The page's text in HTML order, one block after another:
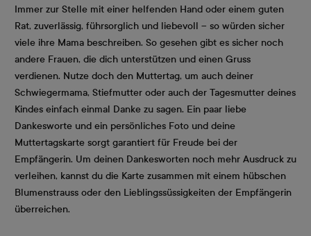
Immer zur Stelle mit einer helfenden Hand oder einem guten
Rat, zuverlässig, führsorglich und liebevoll – so würden sicher
viele ihre Mama beschreiben. So gesehen gibt es sicher noch
andere Frauen, die dich unterstützen und einen Gruss
verdienen. Nutze doch den Muttertag, um auch deiner
Schwiegermama, Stiefmutter oder auch der Tagesmutter deines
Kindes einfach einmal Danke zu sagen. Ein paar liebe
Dankesworte und ein persönliches Foto und deine
Muttertagskarte sorgt garantiert für Freude bei der
Empfängerin. Um deinen Dankesworten noch mehr Ausdruck zu
verleihen, kannst du die Karte zusammen mit einem hübschen
Blumenstrauss oder den Lieblingssüssigkeiten der Empfängerin
überreichen.